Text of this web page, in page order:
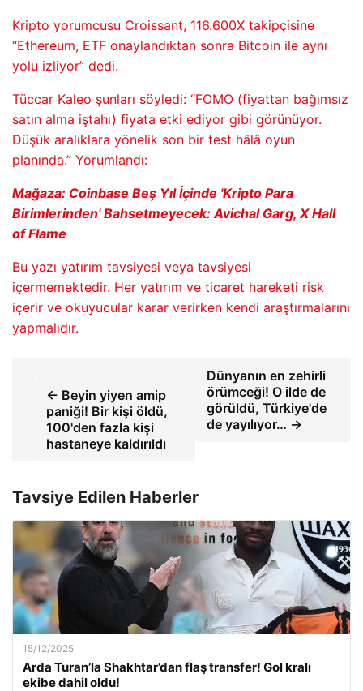
Kripto yorumcusu Croissant, 116.600X takipçisine
“Ethereum, ETF onaylandıktan sonra Bitcoin ile aynı
yolu izliyor” dedi.
Tüccar Kaleo şunları söyledi: “FOMO (fiyattan bağımsız
satın alma iştahı) fiyata etki ediyor gibi görünüyor.
Düşük aralıklara yönelik son bir test hâlâ oyun
planında.” Yorumlandı:
Mağaza: Coinbase Beş Yıl İçinde 'Kripto Para
Birimlerinden' Bahsetmeyecek: Avichal Garg, X Hall
of Flame
Bu yazı yatırım tavsiyesi veya tavsiyesi
içermemektedir. Her yatırım ve ticaret hareketi risk
içerir ve okuyucular karar verirken kendi araştırmalarını
yapmalıdır.
← Beyin yiyen amip
paniği! Bir kişi öldü,
100'den fazla kişi
hastaneye kaldırıldı
Dünyanın en zehirli
örümceği! O ilde de
görüldü, Türkiye'de
de yayılıyor… →
Tavsiye Edilen Haberler
15/12/2025
Arda Turan’la Shakhtar’dan flaş transfer! Gol kralı
ekibe dahil oldu!